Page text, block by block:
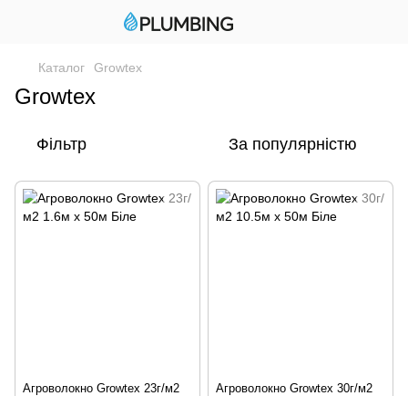
Каталог Growtex
Growtex
Фільтр За популярністю
Агроволокно Growtex 23г/м2
Агроволокно Growtex 30г/м2